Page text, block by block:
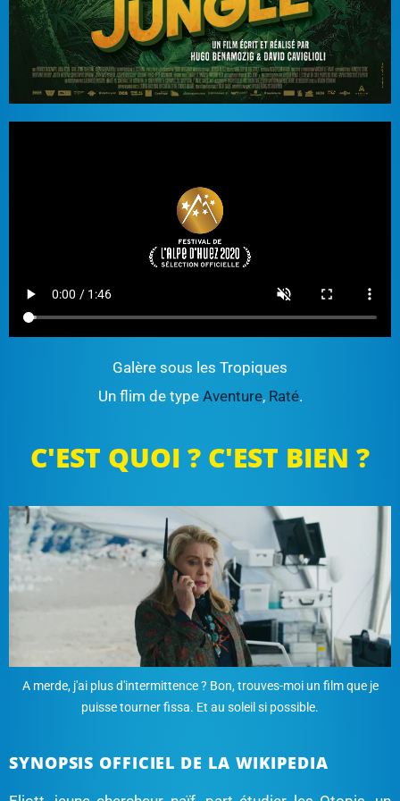
Galère sous les Tropiques
Un flim de type Aventure, Raté.
C'EST QUOI ? C'EST BIEN ?
A merde, j'ai plus d'intermittence ? Bon, trouves-moi un film que je
puisse tourner fissa. Et au soleil si possible.
SYNOPSIS OFFICIEL DE LA WIKIPEDIA